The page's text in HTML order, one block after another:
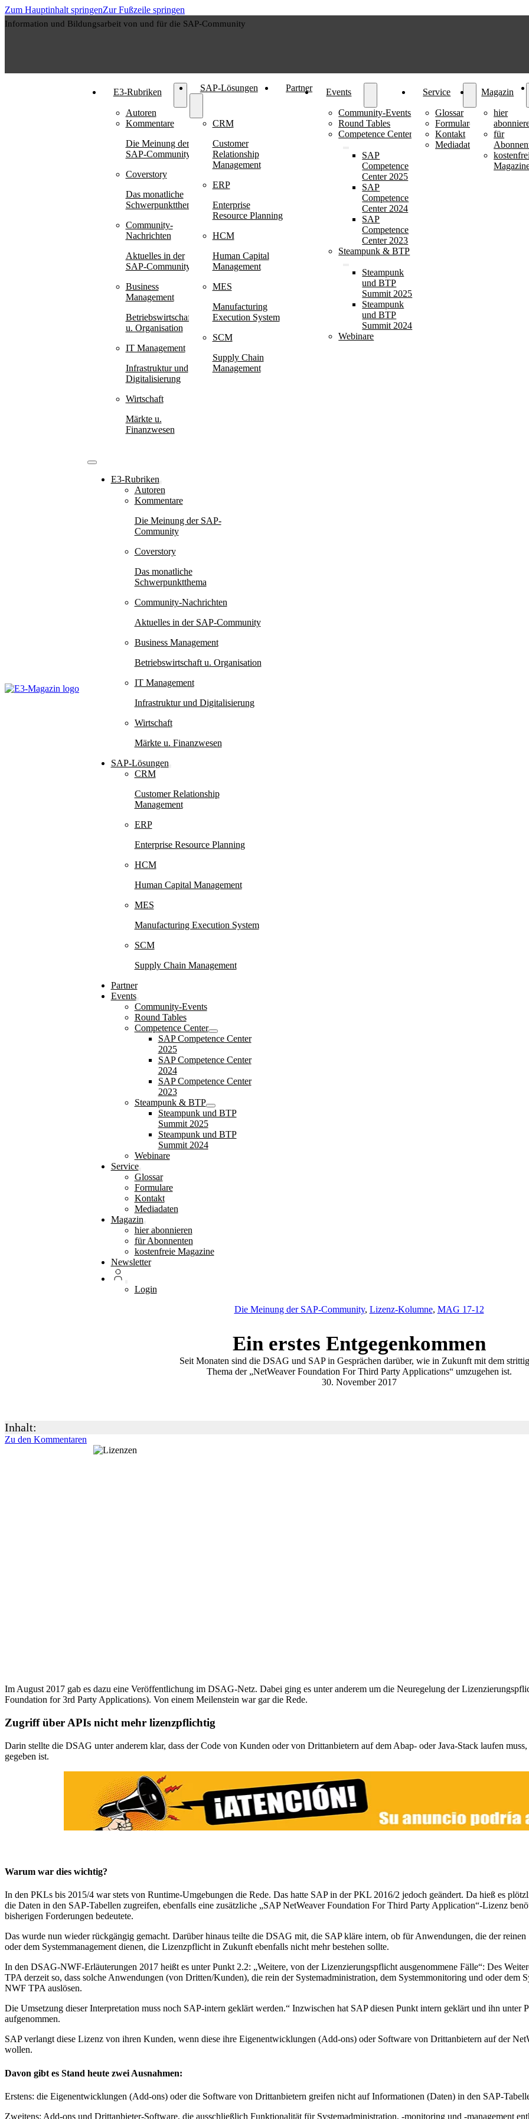
Zum Hauptinhalt springenZur Fußzeile springen
Information und Bildungsarbeit von und für die SAP-Community
E3-Rubriken
Autoren
Kommentare
Die Meinung der
SAP-Community
Coverstory
Das monatliche
Schwerpunktthema
Community-
Nachrichten
Aktuelles in der
SAP-Community
Business
Management
Betriebswirtschaft
u. Organisation
IT Management
Infrastruktur und
Digitalisierung
Wirtschaft
Märkte u.
Finanzwesen
SAP-Lösungen
CRM
Customer
Relationship
Management
ERP
Enterprise
Resource Planning
HCM
Human Capital
Management
MES
Manufacturing
Execution System
SCM
Supply Chain
Management
Partner Events
Community-Events
Round Tables
Competence Center
SAP
Competence
Center 2025
SAP
Competence
Center 2024
SAP
Competence
Center 2023
Steampunk & BTP
Steampunk
und BTP
Summit 2025
Steampunk
und BTP
Summit 2024
Webinare
Service
Glossar
Formulare
Kontakt
Mediadaten
Magazin
hier
für
E3-Rubriken
Autoren
Kommentare
Die Meinung der SAP-
Community
Coverstory
Das monatliche
Schwerpunktthema
Community-Nachrichten
Aktuelles in der SAP-Community
Business Management
Betriebswirtschaft u. Organisation
IT Management
Infrastruktur und Digitalisierung
Wirtschaft
Märkte u. Finanzwesen
SAP-Lösungen
CRM
Customer Relationship
Management
ERP
Enterprise Resource Planning
HCM
Human Capital Management
MES
Manufacturing Execution System
SCM
Supply Chain Management
Partner
Events
Community-Events
Round Tables
Competence Center
SAP Competence Center
2025
SAP Competence Center
2024
SAP Competence Center
2023
Steampunk & BTP
Steampunk und BTP
Summit 2025
Steampunk und BTP
Summit 2024
Webinare
Service
Glossar
Formulare
Kontakt
Mediadaten
Magazin
hier abonnieren
für Abonnenten
kostenfreie Magazine
Newsletter
Login
Die Meinung der SAP-Community, Lizenz-Kolumne, MAG 17-12
Ein erstes Entgegenkommen
Seit Monaten sind die DSAG und SAP in Gesprächen darüber, wie in Zukunft mit dem
Thema der „NetWeaver Foundation For Third Party Applications“ umzugehen ist.
30. November 2017
Inhalt:
Zu den Kommentaren
Im August 2017 gab es dazu eine Veröffentlichung im DSAG-Netz. Dabei ging es unter anderem um die Neuregelung der
Foundation for 3rd Party Applications). Von einem Meilenstein war gar die Rede.
Zugriff über APIs nicht mehr lizenzpflichtig
Darin stellte die DSAG unter anderem klar, dass der Code von Kunden oder von Drittanbietern auf dem Abap- oder Java-Stack laufen
gegeben ist.
Warum war dies wichtig?
In den PKLs bis 2015/4 war stets von Runtime-Umgebungen die Rede. Das hatte SAP in der PKL 2016/2 jedoch geändert. Da hieß es
die Daten in den SAP-Tabellen zugreifen, ebenfalls eine zusätzliche „SAP NetWeaver Foundation For Third Party Application“-Lizenz
bisherigen Forderungen bedeutete.
Das wurde nun wieder rückgängig gemacht. Darüber hinaus teilte die DSAG mit, die SAP kläre intern, ob für Anwendungen, die der
oder dem Systemmanagement dienen, die Lizenzpflicht in Zukunft ebenfalls nicht mehr bestehen sollte.
In den DSAG-NWF-Erläuterungen 2017 heißt es unter Punkt 2.2: „Weitere, von der Lizenzierungspflicht ausgenommene Fälle“: Des
TPA derzeit so, dass solche Anwendungen (von Dritten/Kunden), die rein der Systemadministration, dem Systemmonitoring und oder dem
NWF TPA auslösen.
Die Umsetzung dieser Interpretation muss noch SAP-intern geklärt werden.“ Inzwischen hat SAP diesen Punkt intern geklärt und ihn unter
aufgenommen.
SAP verlangt diese Lizenz von ihren Kunden, wenn diese ihre Eigenentwicklungen (Add-ons) oder Software von Drittanbietern auf der
wollen.
Davon gibt es Stand heute zwei Ausnahmen:
Erstens: die Eigenentwicklungen (Add-ons) oder die Software von Drittanbietern greifen nicht auf Informationen (Daten) in den SAP-
Zweitens: Add-ons und Drittanbieter-Software, die ausschließlich Funktionalität für Systemadministration, -monitoring und -management